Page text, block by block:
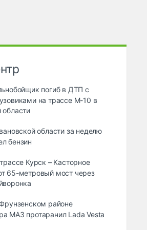
погиб в ДТП с
на трассе М-10 в
области
области за неделю
бензин
Курск – Касторное
65-метровый мост через
районе
МАЗ протаранил Lada Vesta